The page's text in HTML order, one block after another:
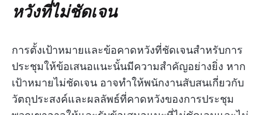
หวังที่ไม่ชัดเจน
การตั้งเป้าหมายและข้อคาดหวังที่ชัดเจนสำหรับการ
ประชุมให้ข้อเสนอแนะนั้นมีความสำคัญอย่างยิ่ง หาก
เป้าหมายไม่ชัดเจน อาจทำให้พนักงานสับสนเกี่ยวกับ
วัตถุประสงค์และผลลัพธ์ที่คาดหวังของการประชุม